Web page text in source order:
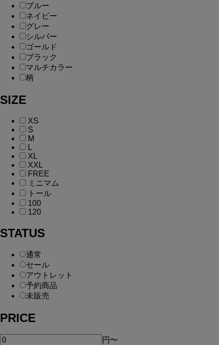
ブルー
ネイビー
グレー
シルバー
ゴールド
ブラック
マルチカラー
柄
SIZE
XS
S
M
L
XL
XXL
FREE
ミニマム
トール
100
120
STATUS
通常
セール
アウトレット
予約商品
未販売
PRICE
円 〜